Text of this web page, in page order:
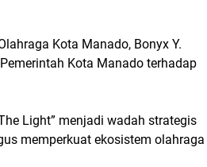
Kota Manado, Bonyx Y.
Kota Manado terhadap
Light” menjadi wadah strategis
memperkuat ekosistem olahraga